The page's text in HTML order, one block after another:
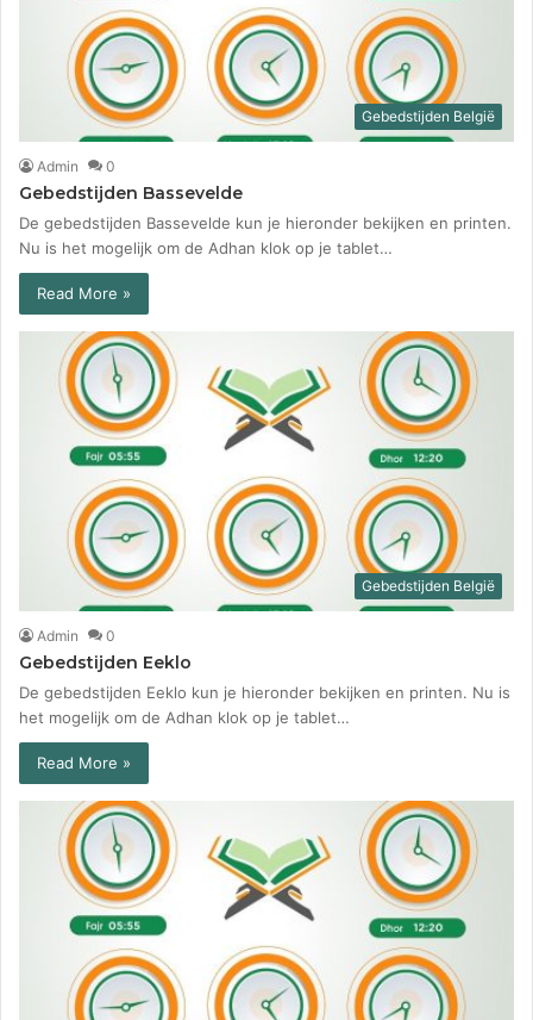
Gebedstijden België
Admin 0
Gebedstijden Bassevelde
De gebedstijden Bassevelde kun je hieronder bekijken en printen.
Nu is het mogelijk om de Adhan klok op je tablet…
Read More »
Gebedstijden België
Admin 0
Gebedstijden Eeklo
De gebedstijden Eeklo kun je hieronder bekijken en printen. Nu is
het mogelijk om de Adhan klok op je tablet…
Read More »